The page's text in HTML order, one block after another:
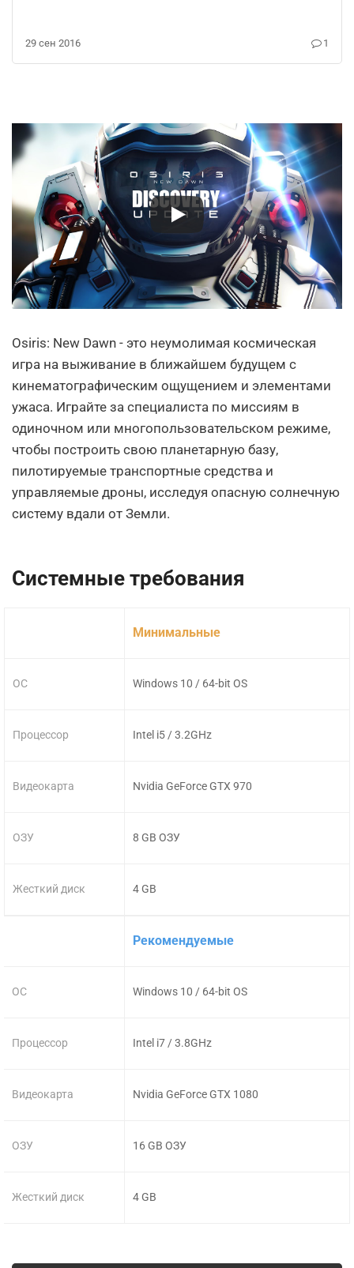
29 сен 2016 1
Osiris: New Dawn - это неумолимая космическая
игра на выживание в ближайшем будущем с
кинематографическим ощущением и элементами
ужаса. Играйте за специалиста по миссиям в
одиночном или многопользовательском режиме,
чтобы построить свою планетарную базу,
пилотируемые транспортные средства и
управляемые дроны, исследуя опасную солнечную
систему вдали от Земли.
Системные требования
ОС
Процессор
Видеокарта
ОЗУ
Жесткий диск
Минимальные
Windows 10 / 64-bit OS
Intel i5 / 3.2GHz
Nvidia GeForce GTX 970
8 GB ОЗУ
4 GB
ОС
Процессор
Видеокарта
ОЗУ
Жесткий диск
Рекомендуемые
Windows 10 / 64-bit OS
Intel i7 / 3.8GHz
Nvidia GeForce GTX 1080
16 GB ОЗУ
4 GB